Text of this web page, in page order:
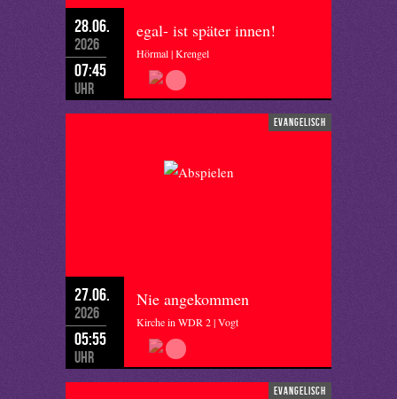
28.06.
2026
07:45
Uhr
egal- ist später innen!
Hörmal | Krengel
evangelisch
27.06.
2026
05:55
Uhr
Nie angekommen
Kirche in WDR 2 | Vogt
evangelisch